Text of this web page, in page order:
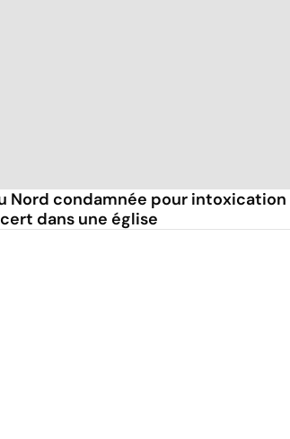
Nord condamnée pour intoxication
dans une église